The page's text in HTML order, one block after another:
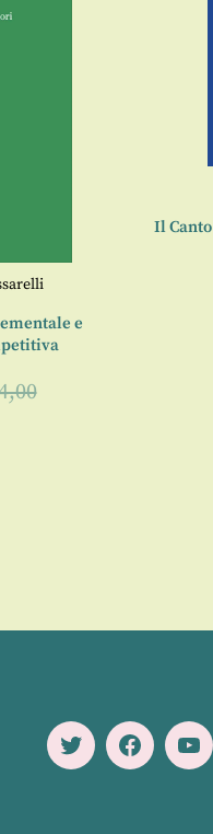
e
Il
TwitterFacebook